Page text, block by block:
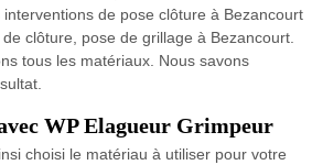
de pose clôture à Bezancourt
clôture, pose de grillage à Bezancourt.
tous les matériaux. Nous savons
WP Elagueur Grimpeur
choisi le matériau à utiliser pour votre